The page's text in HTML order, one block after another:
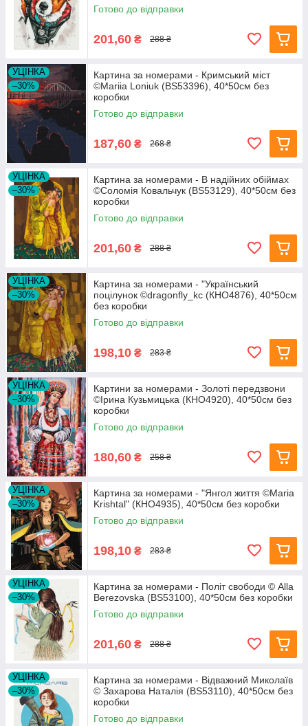
Готово до відправки
201,60 ₴ 288 ₴
УЦІНКА
–30%
Картина за номерами - Кримський міст
©Mariia Loniuk (BS53396), 40*50см без
коробки
Готово до відправки
187,60 ₴ 268 ₴
УЦІНКА
–30%
Картина за номерами - В надійних обіймах
©Соломія Ковальчук (BS53129), 40*50см без
коробки
Готово до відправки
201,60 ₴ 288 ₴
УЦІНКА
–30%
Картина за номерами - "Український
поцілунок ©dragonfly_kc (КНО4876), 40*50см
без коробки
Готово до відправки
198,10 ₴ 283 ₴
УЦІНКА
–30%
Картини за номерами - Золоті передзвони
©Ірина Кузьмицька (КНО4920), 40*50см без
коробки
Готово до відправки
180,60 ₴ 258 ₴
УЦІНКА
–30%
Картина за номерами - "Янгол життя ©Maria
Krishtal" (КНО4935), 40*50см без коробки
Готово до відправки
198,10 ₴ 283 ₴
УЦІНКА
–30%
Картина за номерами - Політ свободи © Alla
Berezovska (BS53100), 40*50см без коробки
Готово до відправки
201,60 ₴ 288 ₴
УЦІНКА
–30%
Картина за номерами - Відважний Миколаїв
© Захарова Наталія (BS53110), 40*50см без
коробки
Готово до відправки